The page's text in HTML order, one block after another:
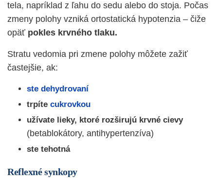
tela, napríklad z ľahu do sedu alebo do stoja. Počas
zmeny polohy vzniká ortostatická hypotenzia – čiže
opäť pokles krvného tlaku.
Stratu vedomia pri zmene polohy môžete zažiť
častejšie, ak:
ste dehydrovaní
trpíte cukrovkou
užívate lieky, ktoré rozširujú krvné cievy
(betablokátory, antihypertenzíva)
ste tehotná
Reflexné synkopy